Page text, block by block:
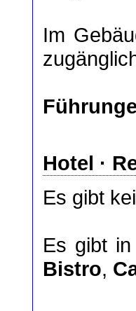
Im
Hotel ·
Es gibt
Es gibt
Bistro,